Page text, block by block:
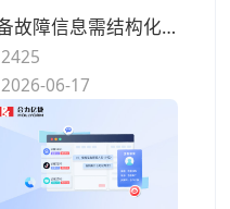
设备故障信息需结构化采集？工单管理系统如何实现10秒创建与全渠道流转
2425
2026-06-17